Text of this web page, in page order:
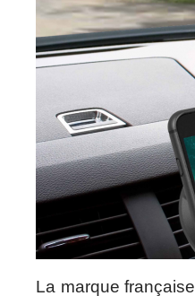
La marque française